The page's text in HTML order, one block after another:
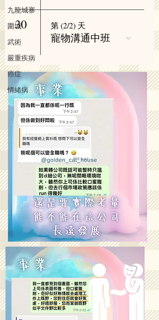
九龍城寨
圍城
武術
嚴重疾病
癌症
情緒病
30 第 (2/2) 天
寵物溝通中班